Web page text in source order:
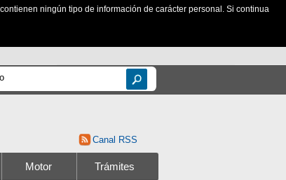
ningún tipo de información de carácter personal. Si continua
Canal RSS
Motor Trámites